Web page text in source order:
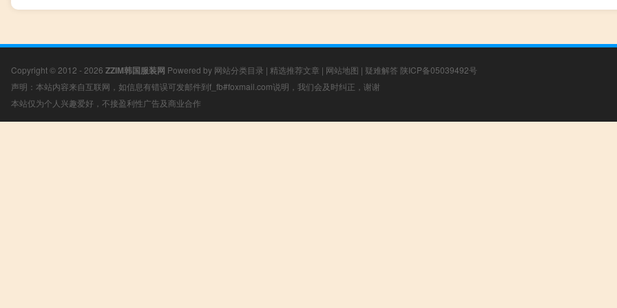
Copyright © 2012 - 2026 ZZIM韩国服装网 Powered by 网站分类目录 | 精选推荐文章 | 网站地图 | 疑难解答 陕ICP备05039492号
声明：本站内容来自互联网，如信息有错误可发邮件到f_fb#foxmail.com说明，我们会及时纠正，谢谢
本站仅为个人兴趣爱好，不接盈利性广告及商业合作